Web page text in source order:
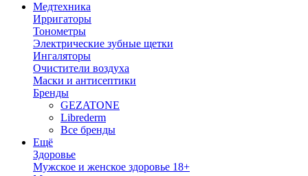
Медтехника
Ирригаторы
Тонометры
Электрические зубные щетки
Ингаляторы
Очистители воздуха
Маски и антисептики
Бренды
GEZATONE
Librederm
Все бренды
Ещё
Здоровье
Мужское и женское здоровье 18+